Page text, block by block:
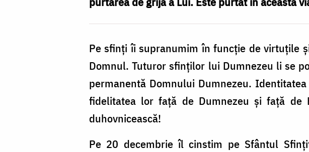
Pe sfinți îi supranumim în funcție de virtuțile
Domnul. Tuturor sfinților lui Dumnezeu li se
permanentă Domnului Dumnezeu.
fidelitatea lor față de Dumnezeu și față de
duhovnicească!
Pe 20 decembrie îl cinstim pe Sfântul